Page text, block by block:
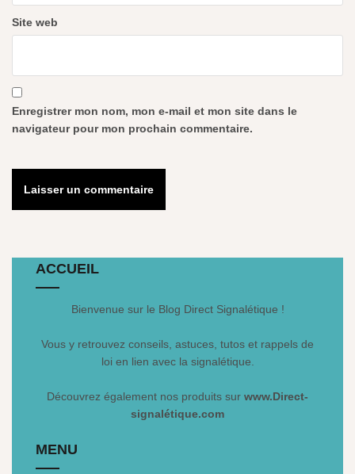
Site web
Enregistrer mon nom, mon e-mail et mon site dans le
navigateur pour mon prochain commentaire.
ACCUEIL
Bienvenue sur le Blog Direct Signalétique !
Vous y retrouvez conseils, astuces, tutos et rappels de
loi en lien avec la signalétique.
Découvrez également nos produits sur www.Direct-
signalétique.com
MENU